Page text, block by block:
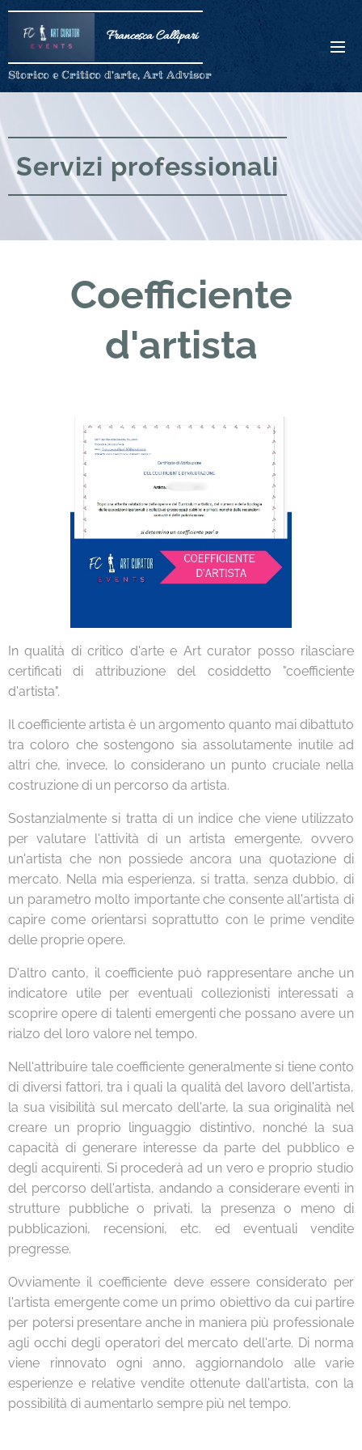
Francesca Callipari
Storico e Critico d'arte, Art Advisor
Servizi professionali
Coefficiente
d'artista
In qualità di critico d'arte e Art curator posso rilasciare
certificati di attribuzione del cosiddetto "coefficiente
d'artista".
Il coefficiente artista è un argomento quanto mai dibattuto
tra coloro che sostengono sia assolutamente inutile ad
altri che, invece, lo considerano un punto cruciale nella
costruzione di un percorso da artista.
Sostanzialmente si tratta di un indice che viene utilizzato
per valutare l'attività di un artista emergente, ovvero
un'artista che non possiede ancora una quotazione di
mercato. Nella mia esperienza, si tratta, senza dubbio, di
un parametro molto importante che consente all'artista di
capire come orientarsi soprattutto con le prime vendite
delle proprie opere.
D'altro canto, il coefficiente può rappresentare anche un
indicatore utile per eventuali collezionisti interessati a
scoprire opere di talenti emergenti che possano avere un
rialzo del loro valore nel tempo.
Nell'attribuire tale coefficiente generalmente si tiene conto
di diversi fattori, tra i quali la qualità del lavoro dell'artista,
la sua visibilità sul mercato dell'arte, la sua originalità nel
creare un proprio linguaggio distintivo, nonché la sua
capacità di generare interesse da parte del pubblico e
degli acquirenti. Si procederà ad un vero e proprio studio
del percorso dell'artista, andando a considerare eventi in
strutture pubbliche o privati, la presenza o meno di
pubblicazioni, recensioni, etc. ed eventuali vendite
pregresse.
Ovviamente il coefficiente deve essere considerato per
l'artista emergente come un primo obiettivo da cui partire
per potersi presentare anche in maniera più professionale
agli occhi degli operatori del mercato dell'arte. Di norma
viene rinnovato ogni anno, aggiornandolo alle varie
esperienze e relative vendite ottenute dall'artista, con la
possibilità di aumentarlo sempre più nel tempo.